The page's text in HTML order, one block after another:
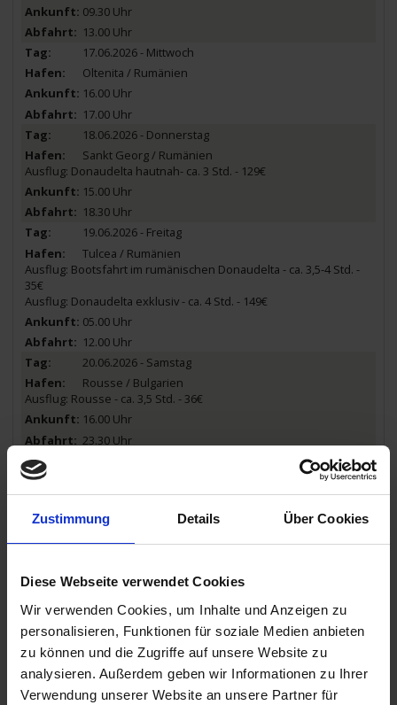
Zustimmung Details Über Cookies
Diese Webseite verwendet Cookies
Wir verwenden Cookies, um Inhalte und Anzeigen zu
personalisieren, Funktionen für soziale Medien anbieten
zu können und die Zugriffe auf unsere Website zu
analysieren. Außerdem geben wir Informationen zu Ihrer
Verwendung unserer Website an unsere Partner für
09.30 Uhr
13.00 Uhr
17.06.2026 - Mittwoch
Oltenita / Rumänien
16.00 Uhr
17.00 Uhr
18.06.2026 - Donnerstag
Sankt Georg / Rumänien
Ausflug: Donaudelta hautnah- ca. 3 Std. - 129€
15.00 Uhr
18.30 Uhr
19.06.2026 - Freitag
Tulcea / Rumänien
Ausflug: Bootsfahrt im rumänischen Donaudelta - ca. 3,5-4 Std. -
35€
Ausflug: Donaudelta exklusiv - ca. 4 Std. - 149€
05.00 Uhr
12.00 Uhr
20.06.2026 - Samstag
Rousse / Bulgarien
Ausflug: Rousse - ca. 3,5 Std. - 36€
16.00 Uhr
23.30 Uhr
Ausflug: Sofia - ca. 11,5 Std. - 59€
Ausflug: Pleven - ca. 6-7 Std. - 65€
21.06.2026 - Sonntag
Wiedereinschiffung Pleven
14.30 Uhr
15.00 Uhr
21.06.2026 - Sonntag
Lom / Bulgarien